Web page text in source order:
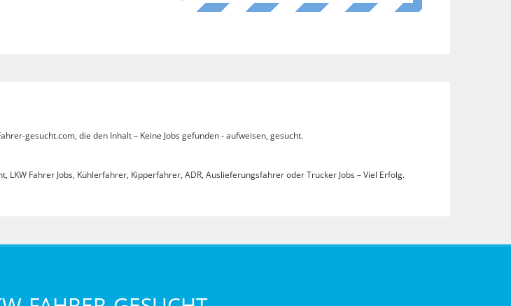
gesucht.com, die den Inhalt – Keine Jobs gefunden - aufweisen, gesucht.
Fahrer Jobs, Kühlerfahrer, Kipperfahrer, ADR, Auslieferungsfahrer oder Trucker Jobs – Viel Erfolg.